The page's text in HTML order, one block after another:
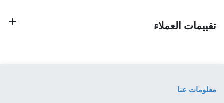
تقييمات العملاء
معلومات عنا